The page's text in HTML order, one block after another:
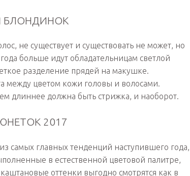
БЛОНДИНОК
не существует и существовать не может, но
больше идут обладательницам светлой
разделение прядей на макушке.
между цветом кожи головы и волосами.
длиннее должна быть стрижка, и наоборот.
2017
самых главных тенденций наступившего года,
в естественной цветовой палитре,
оттенки выгодно смотрятся как в